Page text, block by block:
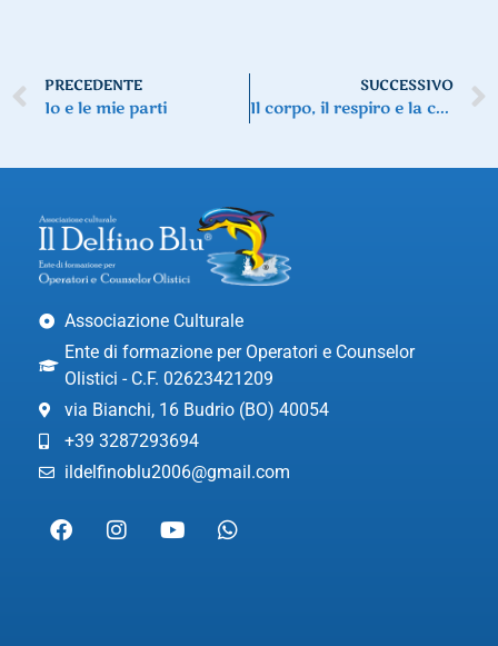
PRECEDENTE
Io e le mie parti
SUCCESSIVO
Il corpo, il respiro e la coscienza
Associazione Culturale
Ente di formazione per Operatori e Counselor
Olistici - C.F. 02623421209
via Bianchi, 16 Budrio (BO) 40054
+39 3287293694
ildelfinoblu2006@gmail.com